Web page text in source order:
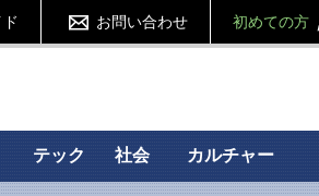
お問い合わせ 初めての方
テック 社会 カルチャー